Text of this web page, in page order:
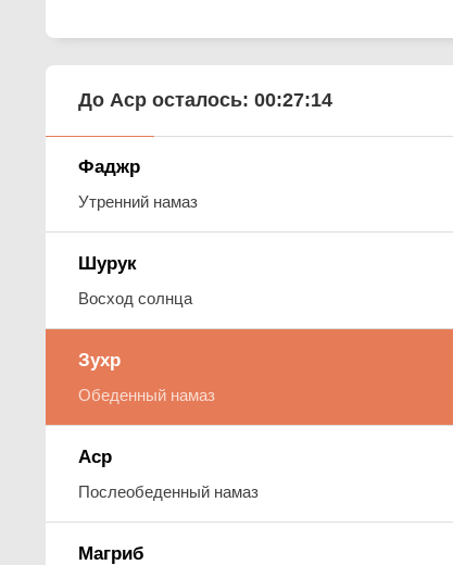
До Аср осталось: 00:27:13
Фаджр
Утренний намаз
Шурук
Восход солнца
Зухр
Обеденный намаз
Аср
Послеобеденный намаз
Магриб